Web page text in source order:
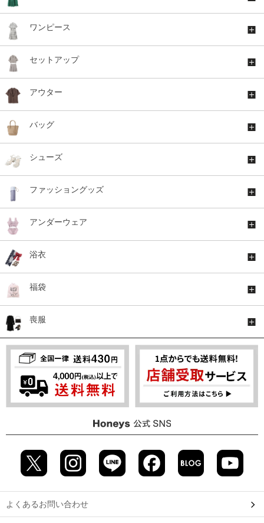
ワンピース
セットアップ
アウター
バッグ
シューズ
ファッショングッズ
アンダーウェア
浴衣
福袋
喪服
よくあるお問い合わせ